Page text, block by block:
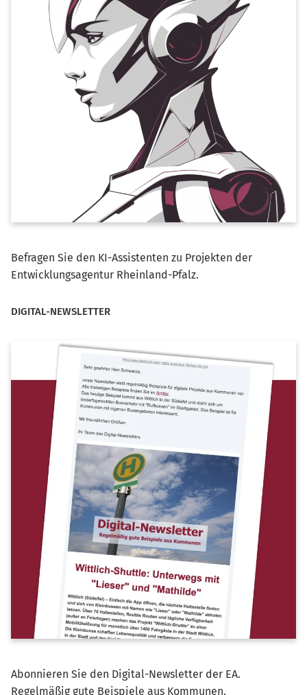
Befragen Sie den KI-Assistenten zu Projekten der
Entwicklungsagentur Rheinland-Pfalz.
DIGITAL-NEWSLETTER
Abonnieren Sie den Digital-Newsletter der EA.
Regelmäßig gute Beispiele aus Kommunen.